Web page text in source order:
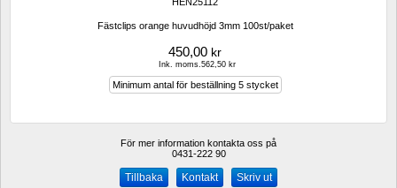
Fästclips orange huvudhöjd 3mm 100st/paket
450,00 kr
Ink. moms.562,50 kr
Minimum antal för beställning 5 stycket
För mer information kontakta oss på
0431-222 90
Kontakt Skriv ut